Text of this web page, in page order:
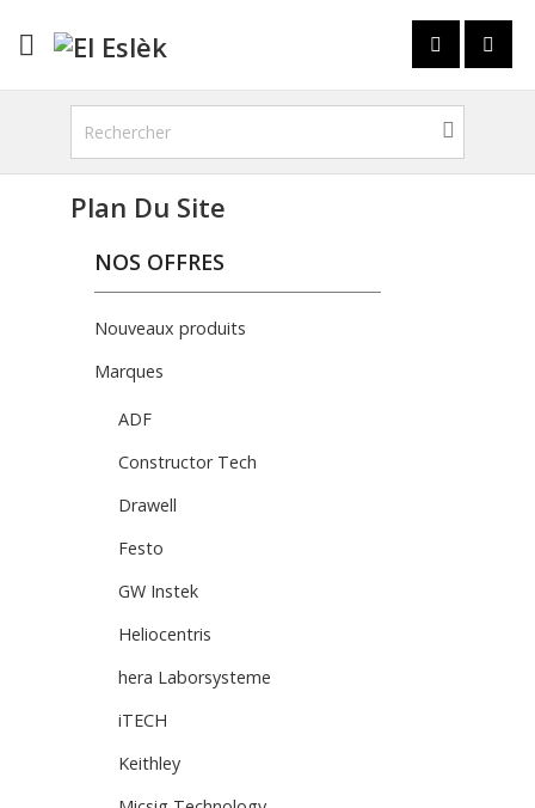

Plan Du Site
NOS OFFRES
Nouveaux produits
Marques
ADF
Constructor Tech
Drawell
Festo
GW Instek
Heliocentris
hera Laborsysteme
iTECH
Keithley